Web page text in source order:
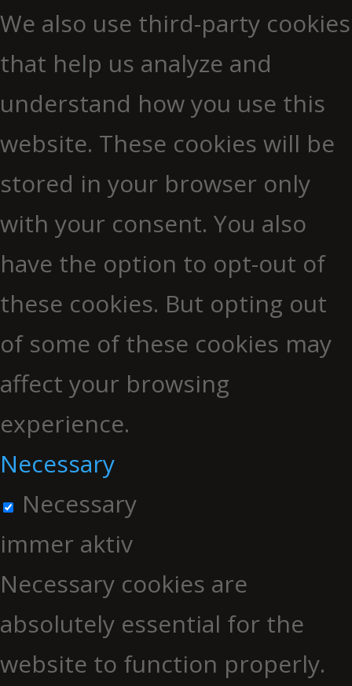
We also use third-party cookies
that help us analyze and
understand how you use this
website. These cookies will be
stored in your browser only
with your consent. You also
have the option to opt-out of
these cookies. But opting out
of some of these cookies may
affect your browsing
experience.
Necessary
Necessary
immer aktiv
Necessary cookies are
absolutely essential for the
website to function properly.